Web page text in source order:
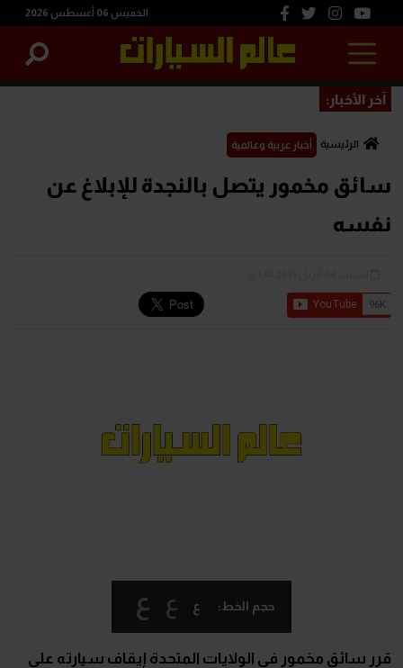
الخميس 06 أغسطس 2026
آخر الأخبار:
الرئيسية أخبار عربية وعالمية
سائق مخمور يتصل بالنجدة للإبلاغ عن
نفسه
حجم الخط: ع ع ع
قرر سائق مخمور فى الولايات المتحدة إيقاف سيارته على